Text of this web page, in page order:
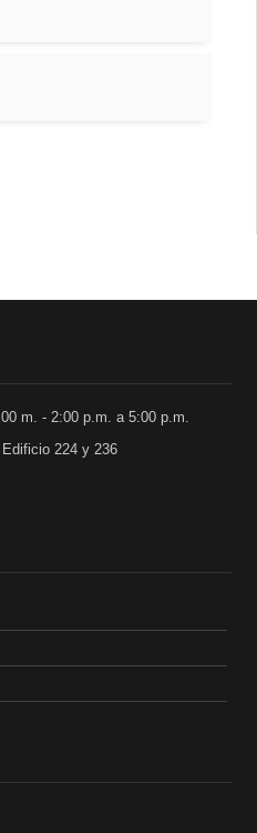
m. - 2:00 p.m. a 5:00 p.m.
224 y 236